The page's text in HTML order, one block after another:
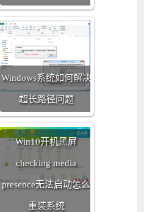
Windows系统如何解决
超长路径问题
Win10开机黑屏
checking media
presence无法启动怎么
重装系统